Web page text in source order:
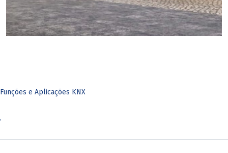
Funções e Aplicações KNX